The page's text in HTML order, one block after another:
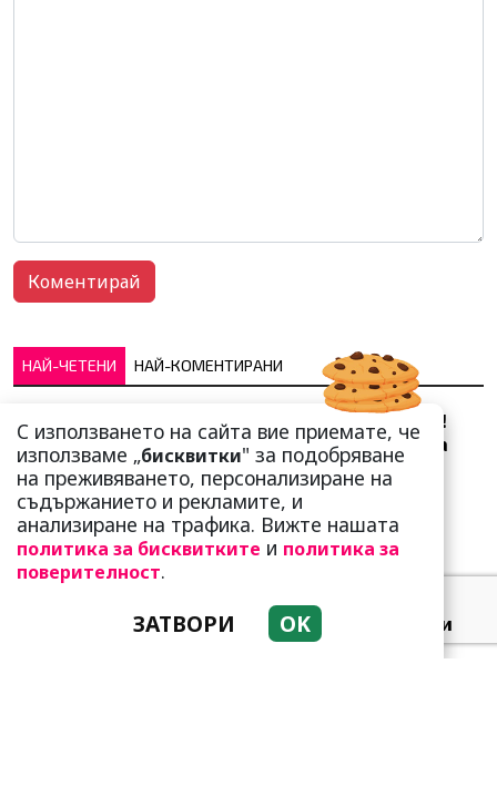
НАЙ-ЧЕТЕНИ НАЙ-КОМЕНТИРАНИ
Сърце юнашко не трае!
Ричи Тъпото си вдигна
стандарта: Замени
чалгарка...
Добре е да знаете! Тези
три зодии умеят да
С използването на сайта вие приемате, че
използваме „бисквитки" за подобряване
на преживяването, персонализиране на
съдържанието и рекламите, и
анализиране на трафика. Вижте нашата
политика за бисквитките и политика за
поверителност.
ЗАТВОРИ OK